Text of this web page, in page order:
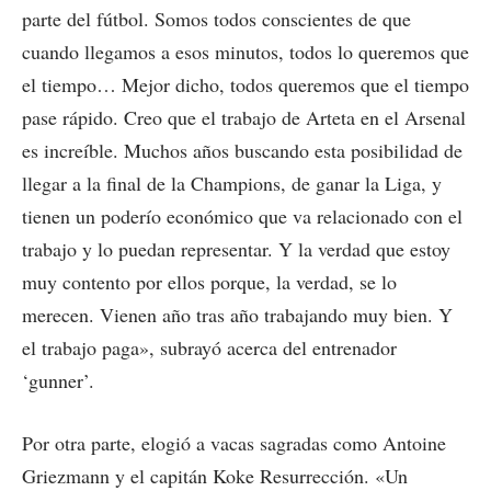
parte del fútbol. Somos todos conscientes de que
cuando llegamos a esos minutos, todos lo queremos que
el tiempo… Mejor dicho, todos queremos que el tiempo
pase rápido. Creo que el trabajo de Arteta en el Arsenal
es increíble. Muchos años buscando esta posibilidad de
llegar a la final de la Champions, de ganar la Liga, y
tienen un poderío económico que va relacionado con el
trabajo y lo puedan representar. Y la verdad que estoy
muy contento por ellos porque, la verdad, se lo
merecen. Vienen año tras año trabajando muy bien. Y
el trabajo paga», subrayó acerca del entrenador
‘gunner’.
Por otra parte, elogió a vacas sagradas como Antoine
Griezmann y el capitán Koke Resurrección. «Un